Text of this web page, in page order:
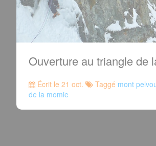
Ouverture au triangle de
Écrit le 21 oct. Taggé mont
de la momie